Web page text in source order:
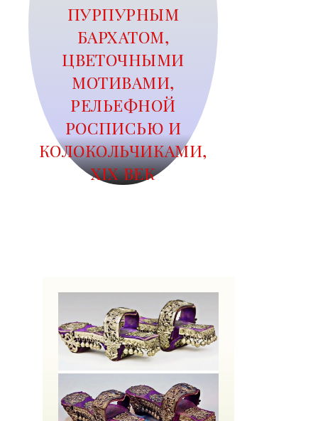
ПУРПУРНЫМ
БАРХАТОМ,
ЦВЕТОЧНЫМИ
МОТИВАМИ,
РЕЛЬЕФНОЙ
РОСПИСЬЮ И
КОЛОКОЛЬЧИКАМИ,
XIX ВЕК